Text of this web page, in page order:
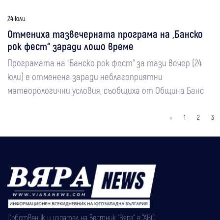
24 юли
Отмениха тазвечерната програма на „Банско
рок фест“ заради лошо време
Програмата на “Банско рок фест“ за тази вечер (24
юли) е отменена заради неблагоприятни
метеорологични условия, съобщиха от Община Банс
« 1 2 3
Собственик и издател на вестник "Вяра" е "АВС